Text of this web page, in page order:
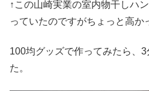
↑この山崎実業の室内物干しハ
っていたのですがちょっと高か
100均グッズで作ってみたら、
た。